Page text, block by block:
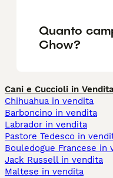
Quanto
Chow?
Cani e Cuccioli in
Chihuahua in vendita
Barboncino in vendita
Labrador in vendita
Pastore Tedesco in
Bouledogue Francese in
Jack Russell in vendita
Maltese in vendita